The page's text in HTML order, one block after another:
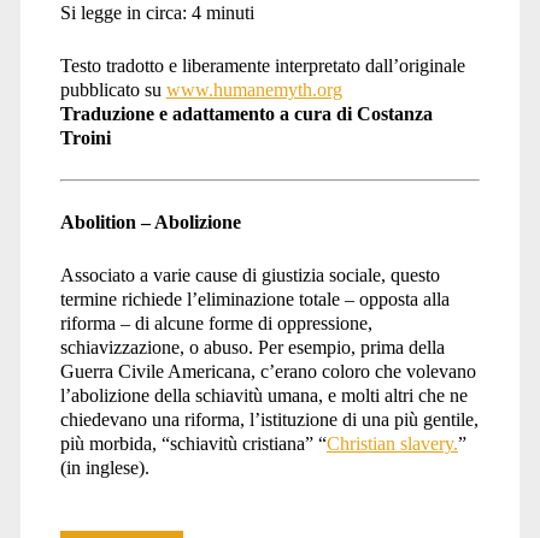
Si legge in circa: 4 minuti
Testo tradotto e liberamente interpretato dall’originale
pubblicato su www.humanemyth.org
Traduzione e adattamento a cura di Costanza
Troini
Abolition – Abolizione
Associato a varie cause di giustizia sociale, questo
termine richiede l’eliminazione totale – opposta alla
riforma – di alcune forme di oppressione,
schiavizzazione, o abuso. Per esempio, prima della
Guerra Civile Americana, c’erano coloro che volevano
l’abolizione della schiavitù umana, e molti altri che ne
chiedevano una riforma, l’istituzione di una più gentile,
più morbida, “schiavitù cristiana” “Christian slavery.”
(in inglese).